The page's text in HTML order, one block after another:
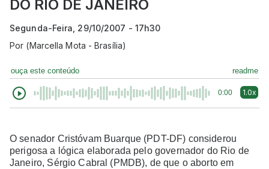
DO RIO DE JANEIRO
Segunda-Feira, 29/10/2007 - 17h30
Por (Marcella Mota - Brasília)
ouça este conteúdo readme
0:00 1.0x
O senador Cristóvam Buarque (PDT-DF) considerou
perigosa a lógica elaborada pelo governador do Rio de
Janeiro, Sérgio Cabral (PMDB), de que o aborto em